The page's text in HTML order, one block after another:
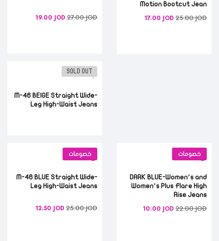
Motion Bootcut Jean
25.00JOD
17.00 JOD
27.00JOD
19.00 JOD
SOLD OUT
M-46 BEIGE Straight Wide-
Leg High-Waist Jeans
خصومات
DARK BLUE-Women’s and
Women’s Plus Flare High
Rise Jeans
22.00JOD
10.00 JOD
خصومات
M-46 BLUE Straight Wide-
Leg High-Waist Jeans
25.00JOD
12.50 JOD